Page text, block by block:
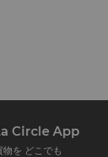
Circle App
を どこでも